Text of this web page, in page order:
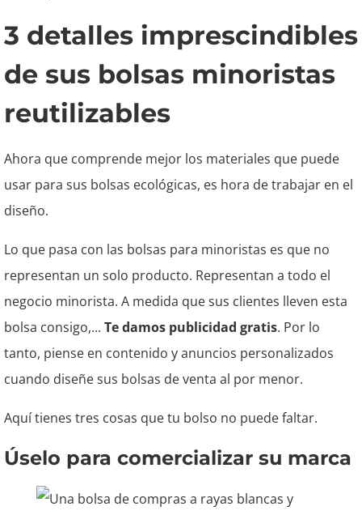
3 detalles imprescindibles
de sus bolsas minoristas
reutilizables
Ahora que comprende mejor los materiales que puede
usar para sus bolsas ecológicas, es hora de trabajar en el
diseño.
Lo que pasa con las bolsas para minoristas es que no
representan un solo producto. Representan a todo el
negocio minorista. A medida que sus clientes lleven esta
bolsa consigo,... Te damos publicidad gratis. Por lo
tanto, piense en contenido y anuncios personalizados
cuando diseñe sus bolsas de venta al por menor.
Aquí tienes tres cosas que tu bolso no puede faltar.
Úselo para comercializar su marca